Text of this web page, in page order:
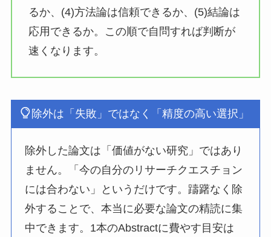
るか、(4)方法論は信頼できるか、(5)結論は
応用できるか。この順で自問すれば判断が
速くなります。
除外は「失敗」ではなく「精度の高い選択」
除外した論文は「価値がない研究」ではあり
ません。「今の自分のリサーチクエスチョン
には合わない」というだけです。躊躇なく除
外することで、本当に必要な論文の精読に集
中できます。1本のAbstractに費やす目安は